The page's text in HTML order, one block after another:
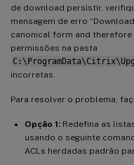
de download persistir,
mensagem de erro
canonical form and therefore
permissões na pasta
incorretas.
Para resolver o problema,
Opção 1: Redefina as
usando o seguinte
ACLs herdadas padrão